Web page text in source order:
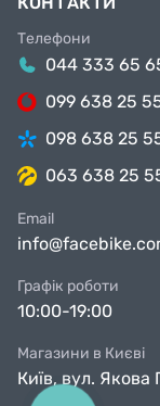
Телефони
044 333 65
099 638 25
098 638 25
063 638 25
Email
Графік роботи
10:00-19:00
Магазини в Києві
Київ, вул. Якова